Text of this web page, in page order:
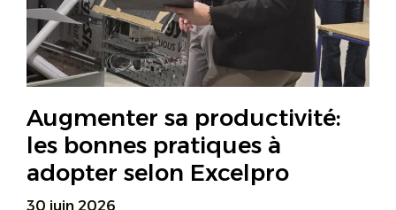
Augmenter sa productivité:
les bonnes pratiques à
adopter selon Excelpro
30 juin 2026